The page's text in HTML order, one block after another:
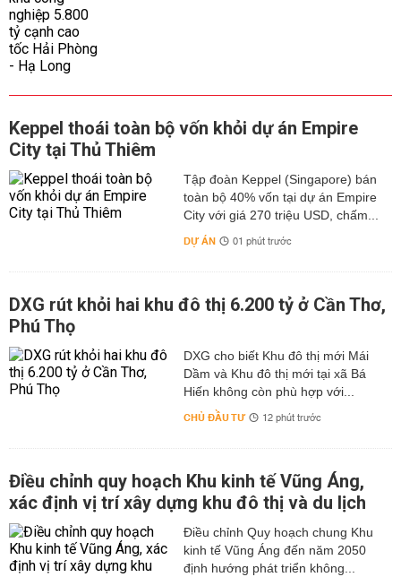
Keppel thoái toàn bộ vốn khỏi dự án Empire
City tại Thủ Thiêm
Tập đoàn Keppel (Singapore) bán
toàn bộ 40% vốn tại dự án Empire
City với giá 270 triệu USD, chấm...
DỰ ÁN 01 phút trước
DXG rút khỏi hai khu đô thị 6.200 tỷ ở Cần Thơ,
Phú Thọ
DXG cho biết Khu đô thị mới Mái
Dầm và Khu đô thị mới tại xã Bá
Hiến không còn phù hợp với...
CHỦ ĐẦU TƯ 12 phút trước
Điều chỉnh quy hoạch Khu kinh tế Vũng Áng,
xác định vị trí xây dựng khu đô thị và du lịch
Điều chỉnh Quy hoạch chung Khu
kinh tế Vũng Áng đến năm 2050
định hướng phát triển không...